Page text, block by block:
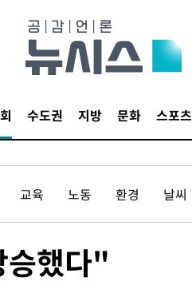
수도권 지방 문화 스포츠
교육 노동 환경 날씨
했다"